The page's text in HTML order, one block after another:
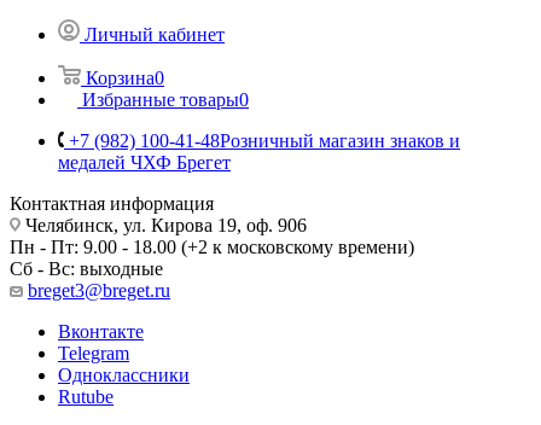
Личный кабинет
Корзина0
Избранные товары0
+7 (982) 100-41-48Розничный магазин знаков и
медалей ЧХФ Брегет
Контактная информация
Челябинск, ул. Кирова 19, оф. 906
Пн - Пт: 9.00 - 18.00 (+2 к московскому времени)
Сб - Вс: выходные
breget3@breget.ru
Вконтакте
Telegram
Одноклассники
Rutube